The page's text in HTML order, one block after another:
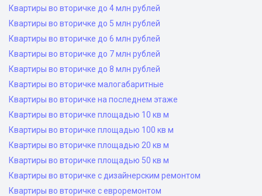
Квартиры во вторичке до 4 млн рублей
Квартиры во вторичке до 5 млн рублей
Квартиры во вторичке до 6 млн рублей
Квартиры во вторичке до 7 млн рублей
Квартиры во вторичке до 8 млн рублей
Квартиры во вторичке малогабаритные
Квартиры во вторичке на последнем этаже
Квартиры во вторичке площадью 10 кв м
Квартиры во вторичке площадью 100 кв м
Квартиры во вторичке площадью 20 кв м
Квартиры во вторичке площадью 50 кв м
Квартиры во вторичке с дизайнерским ремонтом
Квартиры во вторичке с евроремонтом